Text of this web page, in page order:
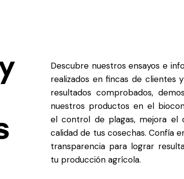
Descubre nuestros ensayos e
realizados en fincas de clientes
resultados comprobados,
nuestros productos en el
el control de plagas, mejora el
calidad de tus cosechas. Confía
transparencia para lograr
tu producción agrícola.